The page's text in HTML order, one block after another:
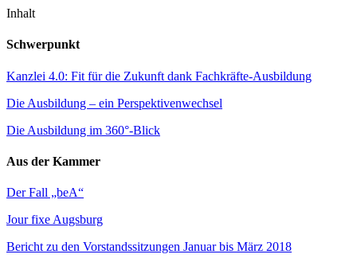
Inhalt
Schwerpunkt
Kanzlei 4.0: Fit für die Zukunft dank Fachkräfte-Ausbildung
Die Ausbildung – ein Perspektivenwechsel
Die Ausbildung im 360°-Blick
Aus der Kammer
Der Fall „beA“
Jour fixe Augsburg
Bericht zu den Vorstandssitzungen Januar bis März 2018